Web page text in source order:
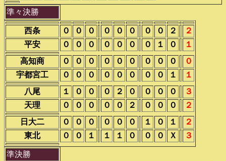
準々決勝
西条 ０ ０ ０ ０ ０ ０ ０ ０ ２
２
平安
０ ０ ０ ０ ０ ０ ０ １ ０
１
高知商
０ ０ ０ ０ ０ ０ ０ ０ ０
０
宇都宮工
０ ０ ０ ０ ０ ０ ０ ０ １
１
八尾
１ ０ ０ ０ ２ ０ ０ ０ ０
３
天理
０ ０ ０ ０ ０ ２ ０ ０ ０
２
日大二
０ ０ ０ ０ ０ ０ １ ０ １
２
東北
０ ０ １ １ １ ０ ０ ０ Ｘ ３
準決勝